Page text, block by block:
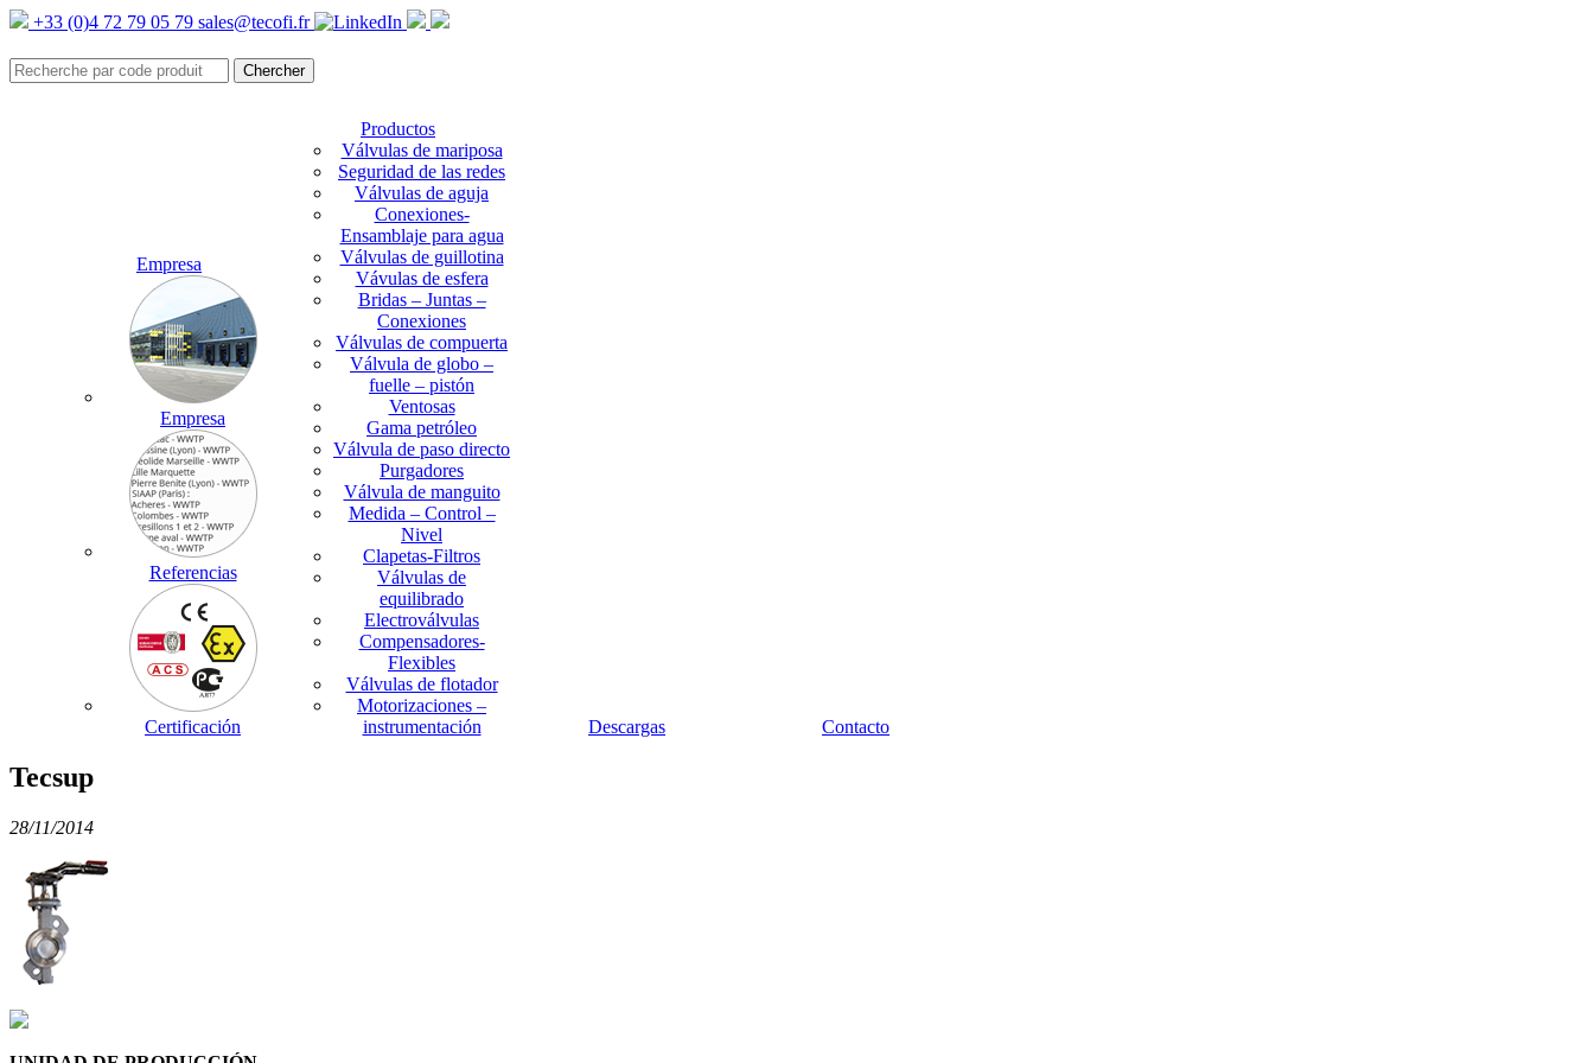
+33 (0)4 72 79 05 79 sales@tecofi.fr
Empresa
Empresa
Referencias
Certificación
Productos
Válvulas de mariposa
Seguridad de las redes
Válvulas de aguja
Conexiones-
Ensamblaje para agua
Válvulas de guillotina
Vávulas de esfera
Bridas – Juntas –
Conexiones
Válvulas de compuerta
Válvula de globo –
fuelle – pistón
Ventosas
Gama petróleo
Válvula de paso directo
Purgadores
Válvula de manguito
Medida – Control –
Nivel
Clapetas-Filtros
Válvulas de
equilibrado
Electroválvulas
Compensadores-
Flexibles
Válvulas de flotador
Motorizaciones –
instrumentación
Descargas Contacto
Tecsup
28/11/2014